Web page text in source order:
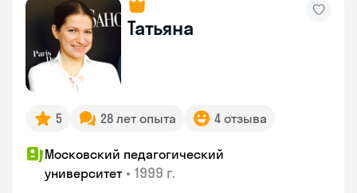
Татьяна
5 28 лет опыта 4 отзыва
Московский педагогический
университет • 1999 г.